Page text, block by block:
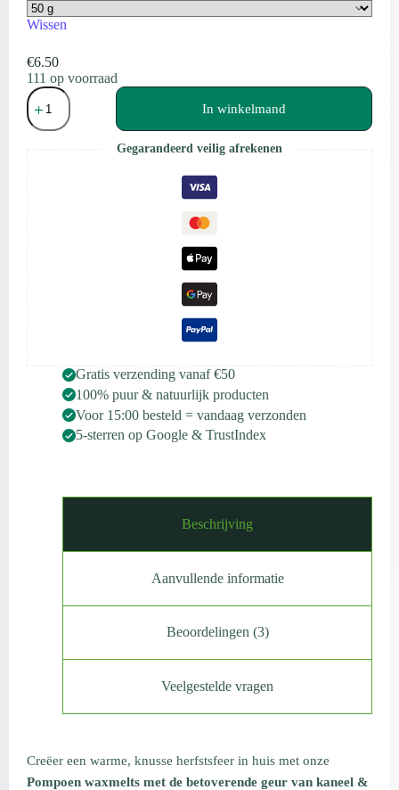
Wissen
€6.50
111 op voorraad
Pompoen
Waxmelts
|
&
vanille
|
Scentulp
aantal
In winkelmand
Gegarandeerd veilig afrekenen
Gratis verzending vanaf €50
100% puur & natuurlijk producten
Voor 15:00 besteld = vandaag verzonden
5-sterren op Google & TrustIndex
Beschrijving
Aanvullende informatie
Beoordelingen (3)
Veelgestelde vragen
Creëer een warme, knusse herfstsfeer in huis met onze
Pompoen waxmelts met de betoverende geur van kaneel &